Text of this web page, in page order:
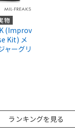
物
(Improv
Kit) メ
ャーグリ
ランキングを見る